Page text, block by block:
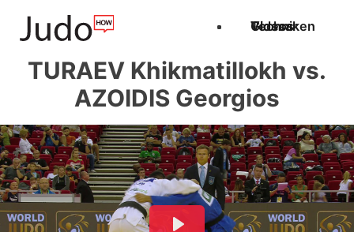
Techniken
Videos
Glossar
TURAEV Khikmatillokh vs.
AZOIDIS Georgios